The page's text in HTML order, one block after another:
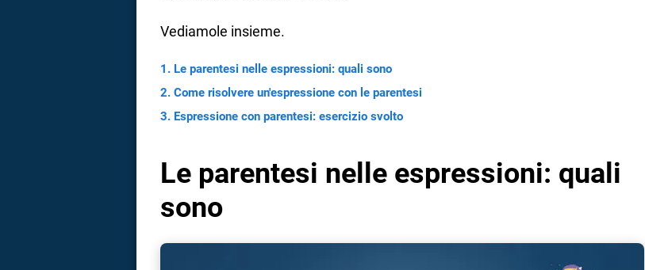
Vediamole insieme.
Le parentesi nelle espressioni: quali sono
Come risolvere un'espressione con le parentesi
Espressione con parentesi: esercizio svolto
Le parentesi nelle espressioni: quali
sono